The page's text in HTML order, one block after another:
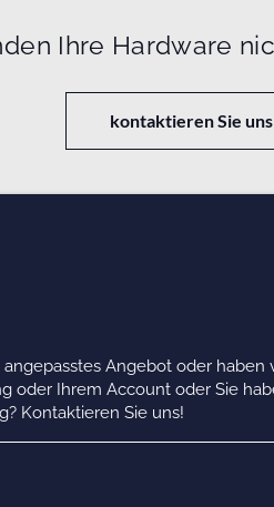
Ihre Hardware
kontaktieren Sie uns
Angebot oder haben
oder Ihrem Account oder Sie
Kontaktieren Sie uns!